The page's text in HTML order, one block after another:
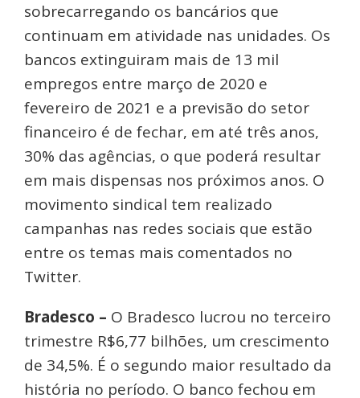
sobrecarregando os bancários que
continuam em atividade nas unidades. Os
bancos extinguiram mais de 13 mil
empregos entre março de 2020 e
fevereiro de 2021 e a previsão do setor
financeiro é de fechar, em até três anos,
30% das agências, o que poderá resultar
em mais dispensas nos próximos anos. O
movimento sindical tem realizado
campanhas nas redes sociais que estão
entre os temas mais comentados no
Twitter.
Bradesco – O Bradesco lucrou no terceiro
trimestre R$6,77 bilhões, um crescimento
de 34,5%. É o segundo maior resultado da
história no período. O banco fechou em